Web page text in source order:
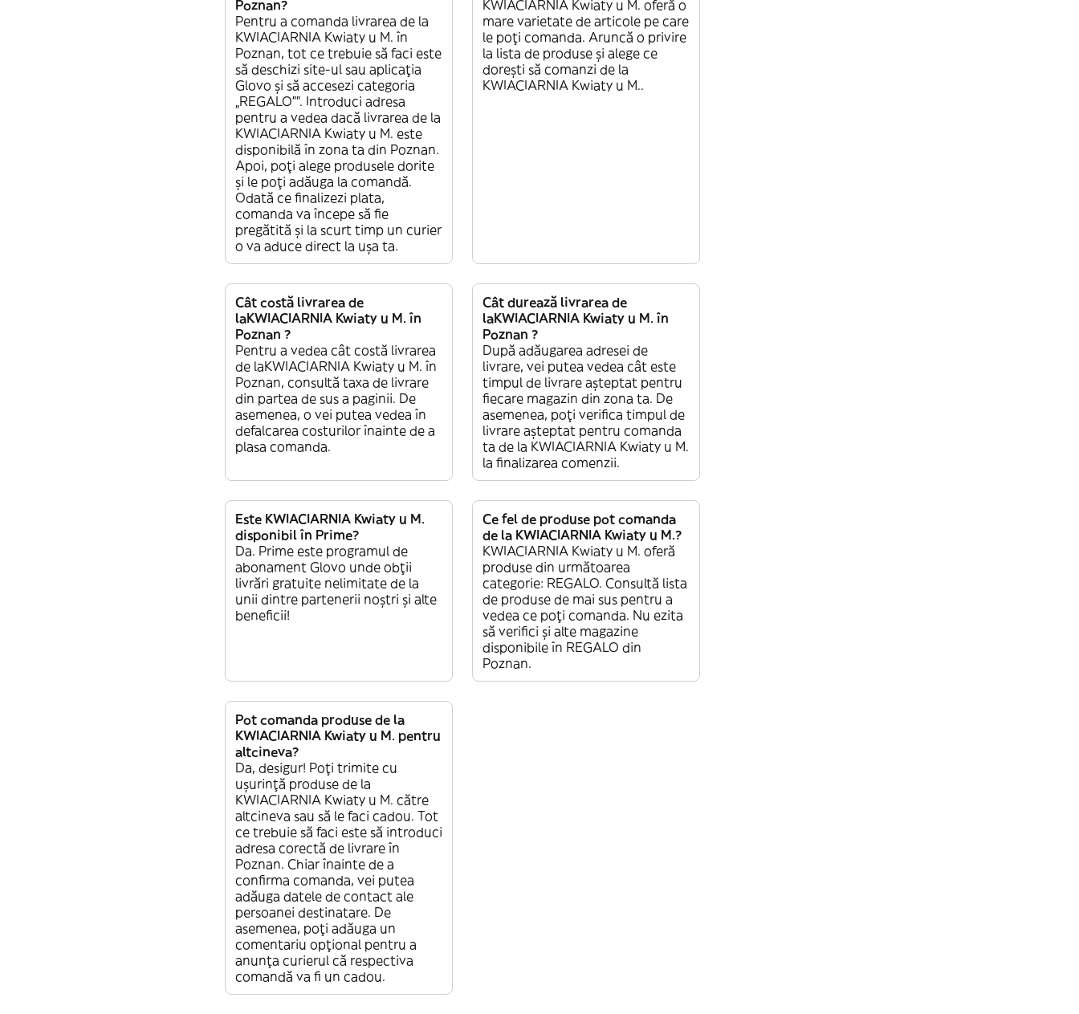
Poznan?
Pentru a comanda livrarea de la
KWIACIARNIA Kwiaty u M. în
Poznan, tot ce trebuie să faci este
să deschizi site-ul sau aplicația
Glovo și să accesezi categoria
„REGALO””. Introduci adresa
pentru a vedea dacă livrarea de la
KWIACIARNIA Kwiaty u M. este
disponibilă în zona ta din Poznan.
Apoi, poți alege produsele dorite
și le poți adăuga la comandă.
Odată ce finalizezi plata,
comanda va începe să fie
pregătită și la scurt timp un curier
o va aduce direct la ușa ta.
KWIACIARNIA Kwiaty u M. oferă o
mare varietate de articole pe care
le poți comanda. Aruncă o privire
la lista de produse și alege ce
dorești să comanzi de la
KWIACIARNIA Kwiaty u M..
Cât costă livrarea de
laKWIACIARNIA Kwiaty u M. în
Poznan ?
Pentru a vedea cât costă livrarea
de laKWIACIARNIA Kwiaty u M. în
Poznan, consultă taxa de livrare
din partea de sus a paginii. De
asemenea, o vei putea vedea în
defalcarea costurilor înainte de a
plasa comanda.
Cât durează livrarea de
laKWIACIARNIA Kwiaty u M. în
Poznan ?
După adăugarea adresei de
livrare, vei putea vedea cât este
timpul de livrare așteptat pentru
fiecare magazin din zona ta. De
asemenea, poți verifica timpul de
livrare așteptat pentru comanda
ta de la KWIACIARNIA Kwiaty u M.
la finalizarea comenzii.
Este KWIACIARNIA Kwiaty u M.
disponibil în Prime?
Da. Prime este programul de
abonament Glovo unde obții
livrări gratuite nelimitate de la
unii dintre partenerii noștri și alte
beneficii!
Ce fel de produse pot comanda
de la KWIACIARNIA Kwiaty u M.?
KWIACIARNIA Kwiaty u M. oferă
produse din următoarea
categorie: REGALO. Consultă lista
de produse de mai sus pentru a
vedea ce poți comanda. Nu ezita
să verifici și alte magazine
disponibile în REGALO din
Poznan.
Pot comanda produse de la
KWIACIARNIA Kwiaty u M. pentru
altcineva?
Da, desigur! Poți trimite cu
ușurință produse de la
KWIACIARNIA Kwiaty u M. către
altcineva sau să le faci cadou. Tot
ce trebuie să faci este să introduci
adresa corectă de livrare în
Poznan. Chiar înainte de a
confirma comanda, vei putea
adăuga datele de contact ale
persoanei destinatare. De
asemenea, poți adăuga un
comentariu opțional pentru a
anunța curierul că respectiva
comandă va fi un cadou.